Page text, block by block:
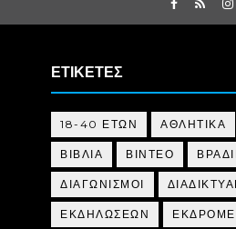
ΕΤΙΚΕΤΕΣ
18-40 ΕΤΩΝ ΑΘΛΗΤΙΚΑ
ΒΙΒΛΙΑ ΒΙΝΤΕΟ
ΔΙΑΓΩΝΙΣΜΟΙ
ΕΚΔΗΛΩΣΕΩΝ